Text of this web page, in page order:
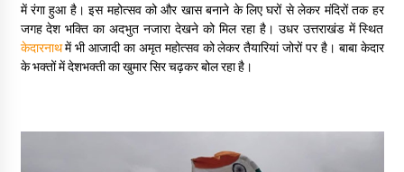
Thought Of The Day 16 May
May 16, 2022
में रंगा हुआ है। इस महोत्सव को और खास बनाने के लिए घरों से लेकर मंदिरों तक हर
जगह देश भक्ति का अदभुत नजारा देखने को मिल रहा है। उधर उत्तराखंड में स्थित
केदारनाथमें भी आजादी का अमृत महोत्सव को लेकर तैयारियां जोरों पर है। बाबा केदार
के भक्तों में देशभक्ती का खुमार सिर चढ़कर बोल रहा है।